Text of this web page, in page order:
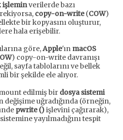
işleminverilerde bazı
copy-on-write(COW)
bir kopyasını oluşturur,
hala erişebilir.
göre,Apple'ın macOS
) copy-on-write davranışı
sayfa tablolarını ve bellek
bir şekilde ele alıyor.
edilmiş bir dosya sistemi
uğradığında (örneğin,
pwrite ()işlevini çağırarak),
yayılmadığını tespit